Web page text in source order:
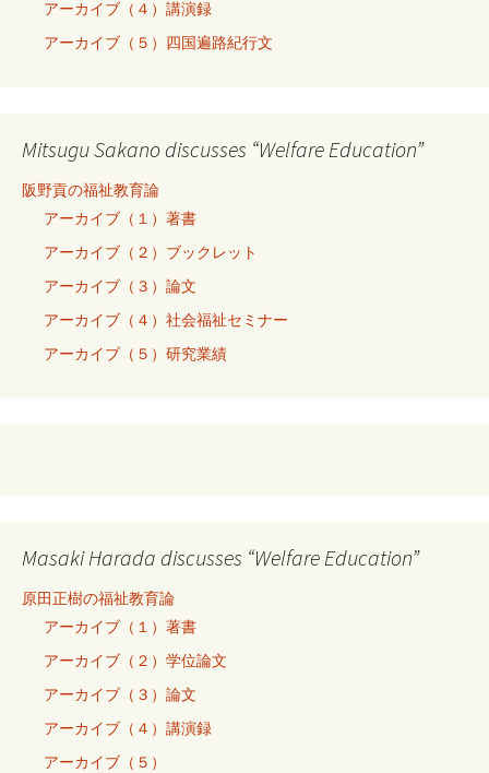
アーカイブ（４）講演録
アーカイブ（５）四国遍路紀行文
Mitsugu Sakano discusses “Welfare Education”
阪野貢の福祉教育論
アーカイブ（１）著書
アーカイブ（２）ブックレット
アーカイブ（３）論文
アーカイブ（４）社会福祉セミナー
アーカイブ（５）研究業績
Masaki Harada discusses “Welfare Education”
原田正樹の福祉教育論
アーカイブ（１）著書
アーカイブ（２）学位論文
アーカイブ（３）論文
アーカイブ（４）講演録
アーカイブ（５）